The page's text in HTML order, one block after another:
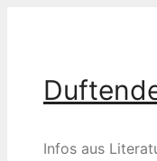
Infos aus